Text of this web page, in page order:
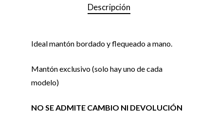
Descripción
Ideal mantón bordado y flequeado a mano.
Mantón exclusivo (solo hay uno de cada
modelo)
NO SE ADMITE CAMBIO NI DEVOLUCIÓN